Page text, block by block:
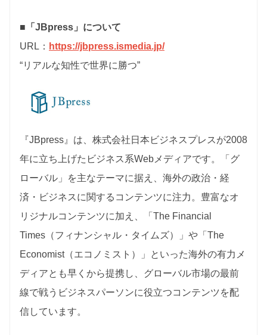
■「JBpress」について
URL： https://jbpress.ismedia.jp/
“リアルな知性で世界に勝つ”
『JBpress』は、株式会社日本ビジネスプレスが2008
年に立ち上げたビジネス系Webメディアです。「グ
ローバル」を主なテーマに据え、海外の政治・経
済・ビジネスに関するコンテンツに注力。豊富なオ
リジナルコンテンツに加え、「The Financial
Times（フィナンシャル・タイムズ）」や「The
Economist（エコノミスト）」といった海外の有力メ
ディアとも早くから提携し、グローバル市場の最前
線で戦うビジネスパーソンに役立つコンテンツを配
信しています。